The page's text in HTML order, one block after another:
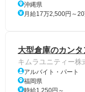
沖縄県
月給17万2,500円～
大型倉庫のカン
キムラユニティー株
アルバイト・パート
福岡県